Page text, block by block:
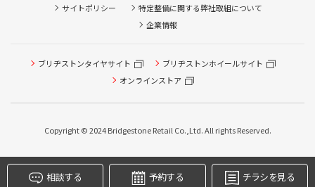
サイトポリシー
特定整備に関する弊社取組について
企業情報
ブリヂストンタイヤサイト
ブリヂストンホイールサイト
オンラインストア
Copyright © 2024 Bridgestone Retail Co.,Ltd. All rights Reserved.
相談する 予約する チラシを見る
タイヤ点検・安全点検/タイヤ履き替え/オイル交換/その他
ピット作業の予約
本日のタイヤ履き替え順番待ち予約 ※クローク契約会員の